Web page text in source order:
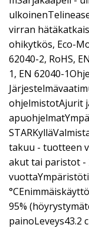
virran
ohikytkös, Eco-
62040-2, RoHS,
1, EN 62040-
ohjelmistotAjurit
takuu - tuotteen
akut tai paristot -
95%
painoLeveys43.2